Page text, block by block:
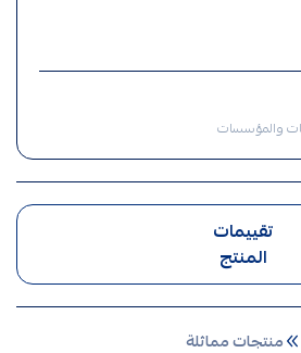
والمؤسسات
تقييمات
المنتج
منتجات مماثلة